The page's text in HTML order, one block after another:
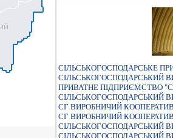
СІЛЬСЬКОГОСПОДАРСЬКЕ
СІЛЬСЬКОГОСПОДАРСЬКИЙ
ПРИВАТНЕ ПІДПРИЄМСТВО
СІЛЬСЬКОГОСПОДАРСЬКИЙ
СГ ВИРОБНИЧИЙ
СГ ВИРОБНИЧИЙ
СIЛЬСЬКОГОСПОДАРСЬКИЙ
СIЛЬСЬКОГОСПОДАРСЬКИЙ